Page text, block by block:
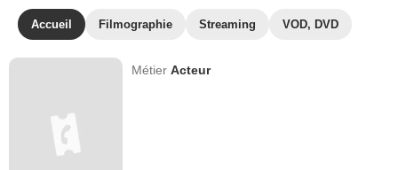
Accueil Filmographie Streaming VOD, DVD
MétierActeur